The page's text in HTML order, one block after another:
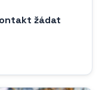
žádat